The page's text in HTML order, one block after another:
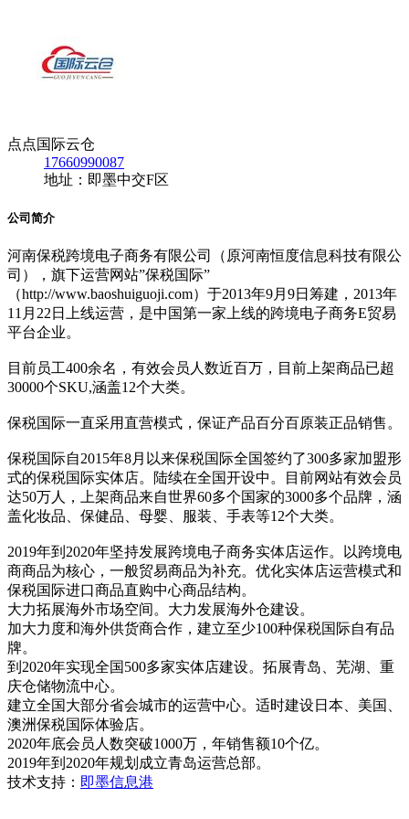
点点国际云仓
17660990087
地址：即墨中交F区
公司简介
河南保税跨境电子商务有限公司（原河南恒度信息科技有限公
司），旗下运营网站”保税国际”
（http://www.baoshuiguoji.com）于2013年9月9日筹建，2013年
11月22日上线运营，是中国第一家上线的跨境电子商务E贸易
平台企业。
目前员工400余名，有效会员人数近百万，目前上架商品已超
30000个SKU,涵盖12个大类。
保税国际一直采用直营模式，保证产品百分百原装正品销售。
保税国际自2015年8月以来保税国际全国签约了300多家加盟形
式的保税国际实体店。陆续在全国开设中。目前网站有效会员
达50万人，上架商品来自世界60多个国家的3000多个品牌，涵
盖化妆品、保健品、母婴、服装、手表等12个大类。
2019年到2020年坚持发展跨境电子商务实体店运作。以跨境电
商商品为核心，一般贸易商品为补充。优化实体店运营模式和
保税国际进口商品直购中心商品结构。
大力拓展海外市场空间。大力发展海外仓建设。
加大力度和海外供货商合作，建立至少100种保税国际自有品
牌。
到2020年实现全国500多家实体店建设。拓展青岛、芜湖、重
庆仓储物流中心。
建立全国大部分省会城市的运营中心。适时建设日本、美国、
澳洲保税国际体验店。
2020年底会员人数突破1000万，年销售额10个亿。
2019年到2020年规划成立青岛运营总部。
技术支持： 即墨信息港